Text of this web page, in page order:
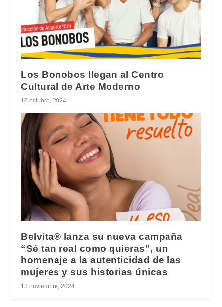
Los Bonobos llegan al Centro
Cultural de Arte Moderno
16 octubre, 2024
Belvita® lanza su nueva campaña
“Sé tan real como quieras”, un
homenaje a la autenticidad de las
mujeres y sus historias únicas
18 noviembre, 2024